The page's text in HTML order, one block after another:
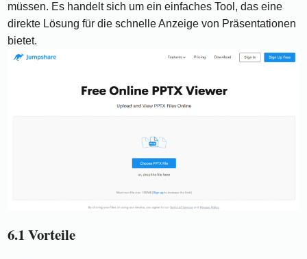
müssen. Es handelt sich um ein einfaches Tool, das eine
direkte Lösung für die schnelle Anzeige von Präsentationen
bietet.
6.1 Vorteile